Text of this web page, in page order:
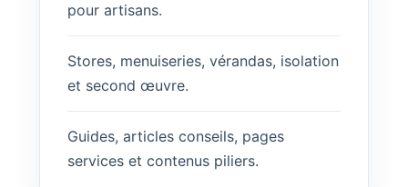
pour artisans.
Stores, menuiseries, vérandas, isolation
et second œuvre.
Guides, articles conseils, pages
services et contenus piliers.